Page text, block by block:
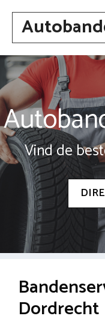
Spring
inhoud
Vind de
Dordrecht